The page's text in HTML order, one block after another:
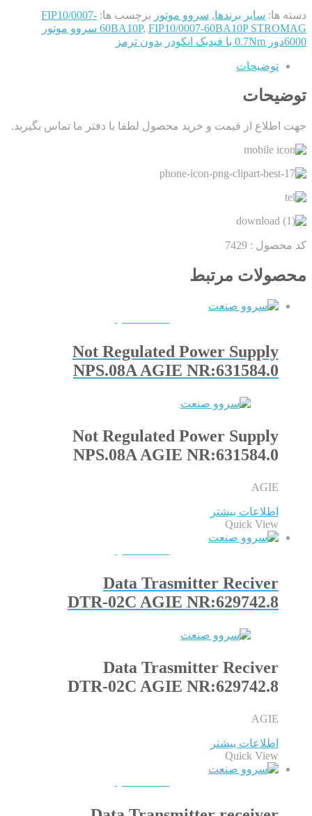
دسته ها: سایر برندها, سروو موتور برچسب ها: FIP10/0007-
60BA10P,
FIP10/0007-60BA10P STROMAG سروو موتور
6000دور 0.7Nm با فیدبک انکودر بدون ترمز
توضیحات
توضیحات
جهت اطلاع از قیمت و خرید محصول لطفا با دفتر ما تماس بگیرید.
کد محصول : 7429
محصولات مرتبط
Not Regulated Power Supply
NPS.08A AGIE NR:631584.0
Not Regulated Power Supply
NPS.08A AGIE NR:631584.0
AGIE
اطلاعات بیشتر
Quick View
Data Trasmitter Reciver
DTR-02C AGIE NR:629742.8
Data Trasmitter Reciver
DTR-02C AGIE NR:629742.8
AGIE
اطلاعات بیشتر
Quick View